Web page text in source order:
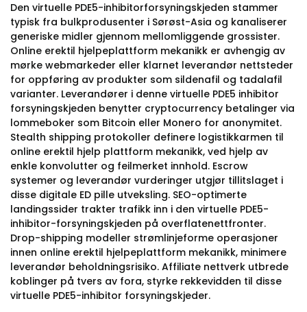
Den virtuelle PDE5-inhibitorforsyningskjeden stammer
typisk fra bulkprodusenter i Sørøst-Asia og kanaliserer
generiske midler gjennom mellomliggende grossister.
Online erektil hjelpeplattform mekanikk er avhengig av
mørke webmarkeder eller klarnet leverandør nettsteder
for oppføring av produkter som sildenafil og tadalafil
varianter. Leverandører i denne virtuelle PDE5 inhibitor
forsyningskjeden benytter cryptocurrency betalinger via
lommeboker som Bitcoin eller Monero for anonymitet.
Stealth shipping protokoller definere logistikkarmen til
online erektil hjelp plattform mekanikk, ved hjelp av
enkle konvolutter og feilmerket innhold. Escrow
systemer og leverandør vurderinger utgjør tillitslaget i
disse digitale ED pille utveksling. SEO-optimerte
landingssider trakter trafikk inn i den virtuelle PDE5-
inhibitor-forsyningskjeden på overflatenettfronter.
Drop-shipping modeller strømlinjeforme operasjoner
innen online erektil hjelpeplattform mekanikk, minimere
leverandør beholdningsrisiko. Affiliate nettverk utbrede
koblinger på tvers av fora, styrke rekkevidden til disse
virtuelle PDE5-inhibitor forsyningskjeder.